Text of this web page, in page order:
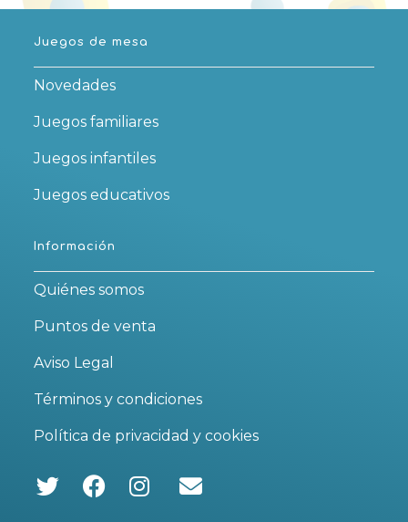
Juegos de mesa
Novedades
Juegos familiares
Juegos infantiles
Juegos educativos
Información
Quiénes somos
Puntos de venta
Aviso Legal
Términos y condiciones
Política de privacidad y cookies
abre
Se
abre
abre